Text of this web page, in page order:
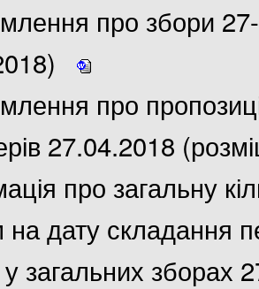
про збори
про
27.04.2018
про загальну
дату складання
у загальних